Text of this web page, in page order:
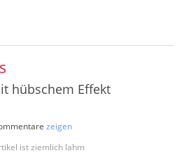
hübschem Effekt
ist ziemlich lahm
zeigen